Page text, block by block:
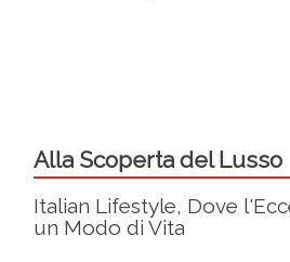
Alla Scoperta del Lusso
Italian Lifestyle, Dove
un Modo di Vita